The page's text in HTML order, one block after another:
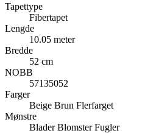
Tapettype
Fibertapet
Lengde
10.05 meter
Bredde
52 cm
NOBB
57135052
Farger
Beige Brun Flerfarget
Mønstre
BladerBlomsterFugler